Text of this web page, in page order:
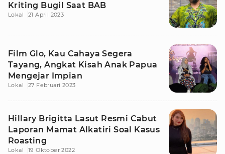
Kriting Bugil Saat BAB
Lokal 21 April 2023
Film Glo, Kau Cahaya Segera
Tayang, Angkat Kisah Anak Papua
Mengejar Impian
Lokal 27 Februari 2023
Hillary Brigitta Lasut Resmi Cabut
Laporan Mamat Alkatiri Soal Kasus
Roasting
Lokal 19 Oktober 2022